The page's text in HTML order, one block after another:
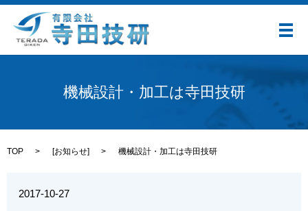
メ
機械設計・加工は寺田技研
TOP [お知らせ] 機械設計・加工は寺田技研
2017-10-27